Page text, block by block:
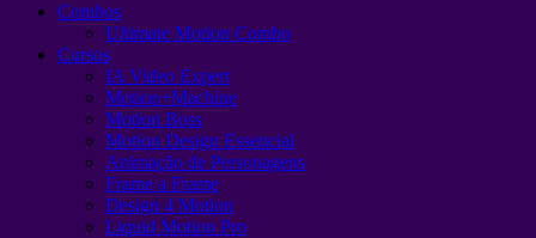
Combos
Ultimate Motion Combo
Cursos
IA Video Expert
Motion+Machine
Motion Boss
Motion Design Essencial
Animação de Personagens
Frame a Frame
Design 4 Motion
Liquid Motion Pro